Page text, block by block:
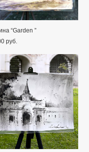
“Garden ”
pуб.